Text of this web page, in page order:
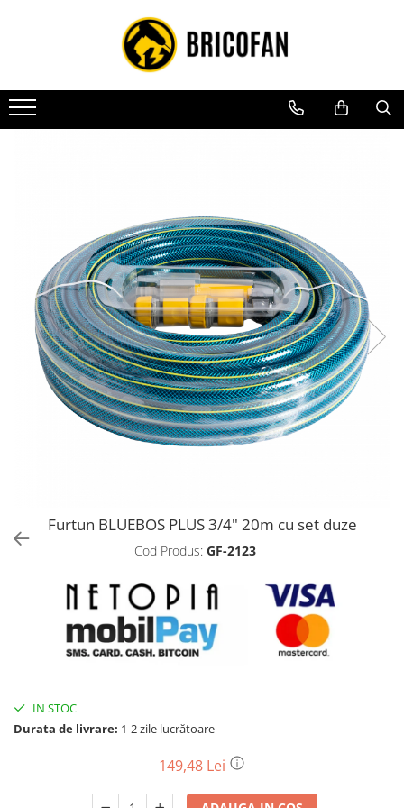
Toate Produsele
Vehicule electrice
Atv
Piese de schimb vehicule electrice
Scutere electrice
Scutere pe benzina
Tricicluri cargo fara permis
Tricicluri persoane
Trotinete electrice
Biciclete, trotinete, triciclete
Motoburghie si accesorii
Accesorii motoburghie
Motoburghie
Drujbe, fierastraie electrice
Drujbe pe benzina
Drujbe cu acumulator
Drujbe electrice
Mori cereale si batoze porumb
Batoze - mori desfacat porumb
Furtun BLUEBOS PLUS 3/4" 20m cu set duze
Cod Produs: GF-2123
IN STOC
Durata de livrare: 1-2 zile lucrătoare
149,48 Lei